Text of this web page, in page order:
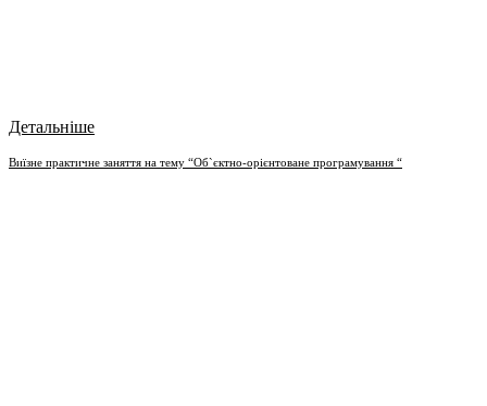
Детальніше
Bиїзне практичне заняття на тему “Об`єктно-орієнтоване програмування “